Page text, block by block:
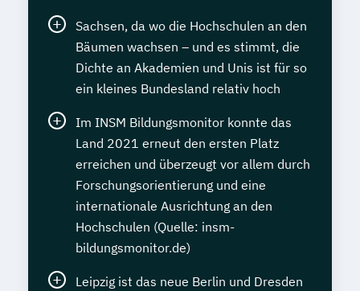
Sachsen, da wo die Hochschulen an den
Bäumen wachsen – und es stimmt, die
Dichte an Akademien und Unis ist für so
ein kleines Bundesland relativ hoch
Im INSM Bildungsmonitor konnte das
Land 2021 erneut den ersten Platz
erreichen und überzeugt vor allem durch
Forschungsorientierung und eine
internationale Ausrichtung an den
Hochschulen (Quelle: insm-
bildungsmonitor.de)
Leipzig ist das neue Berlin und Dresden